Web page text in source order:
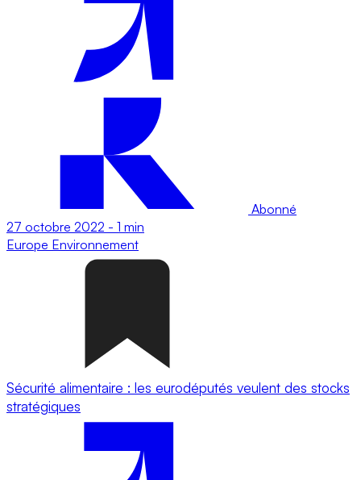
Abonné
27 octobre 2022 - 1 min
Europe Environnement
Sécurité alimentaire : les eurodéputés veulent des stocks
stratégiques